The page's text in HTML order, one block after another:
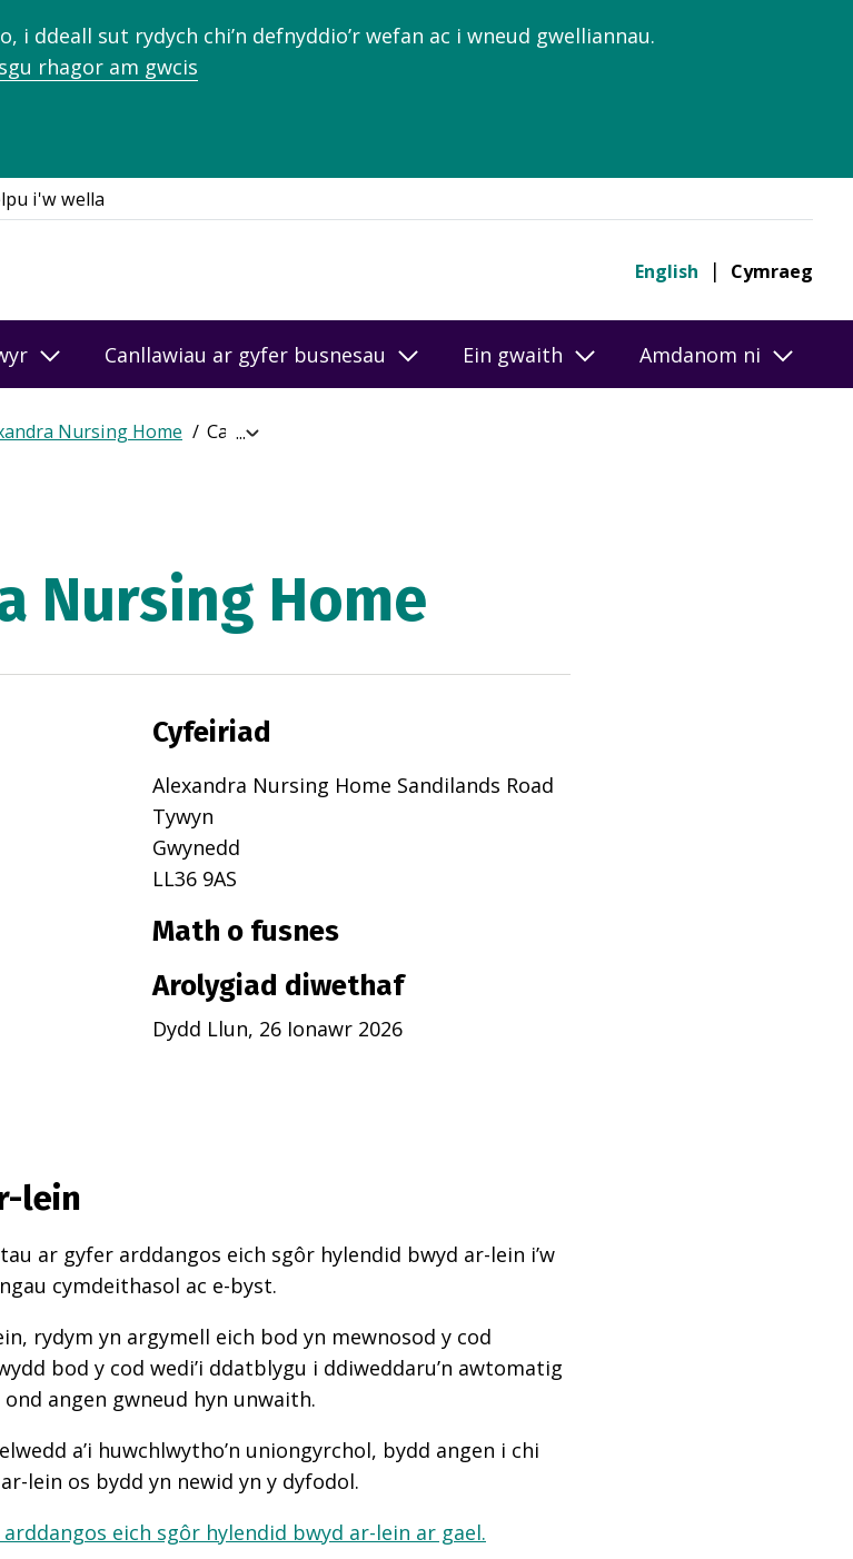
i ddeall sut rydych chi’n defnyddio’r wefan ac i wneud gwelliannau.
rhagor am gwcis
i'w wella
English Cymraeg
Canllawiau ar gyfer busnesau Ein gwaith Amdanom ni
Expand
Nursing Home Cael sgôr ar-lein
Nursing Home
Cyfeiriad
Alexandra Nursing Home Sandilands Road
Tywyn
Gwynedd
LL36 9AS
Math o fusnes
Arolygiad diwethaf
Dydd Llun, 26 Ionawr 2026
lein
ar gyfer arddangos eich sgôr hylendid bwyd ar-lein i’w
cymdeithasol ac e-byst.
rydym yn argymell eich bod yn mewnosod y cod
bod y cod wedi’i ddatblygu i ddiweddaru’n awtomatig
angen gwneud hyn unwaith.
a’i huwchlwytho’n uniongyrchol, bydd angen i chi
lein os bydd yn newid yn y dyfodol.
eich sgôr hylendid bwyd ar-lein ar gael.